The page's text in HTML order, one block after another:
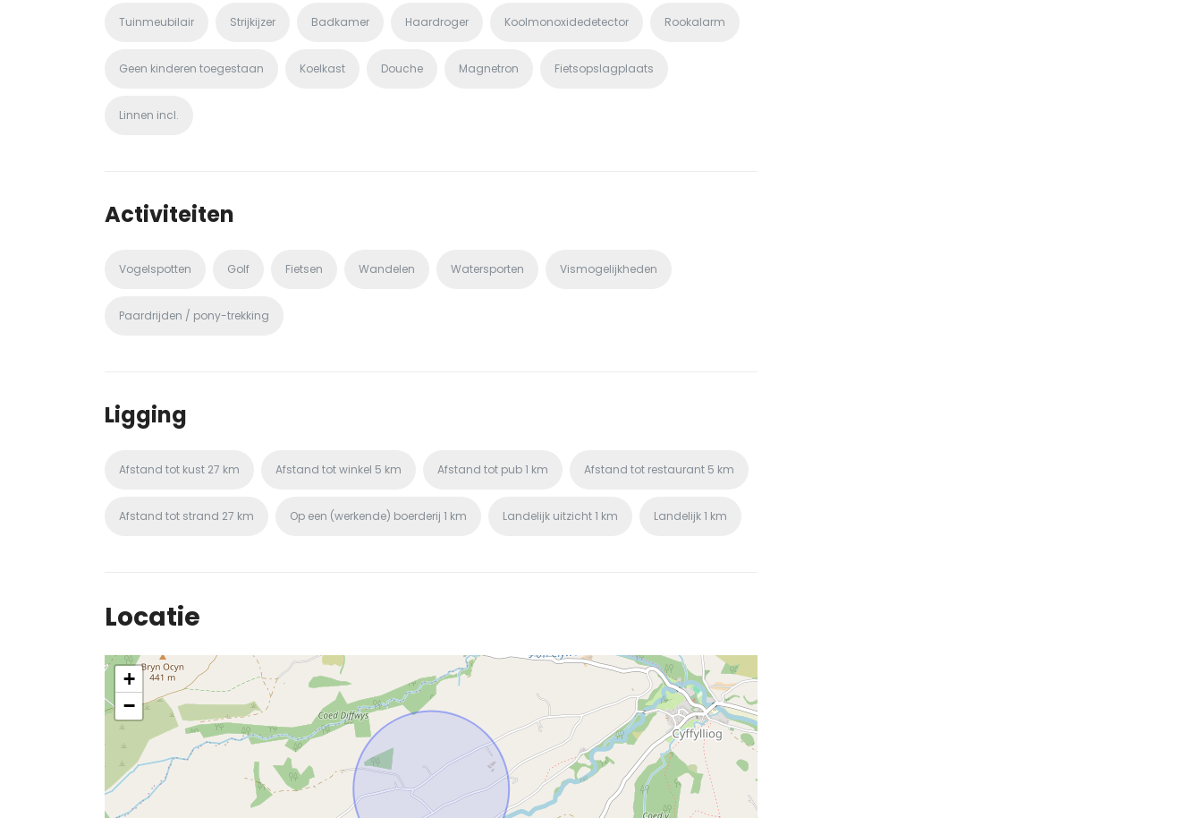
Tuinmeubilair Strijkijzer Badkamer Haardroger Koolmonoxidedetector Rookalarm
Geen kinderen toegestaan Koelkast Douche Magnetron Fietsopslagplaats
Linnen incl.
Activiteiten
Vogelspotten Golf Fietsen Wandelen Watersporten Vismogelijkheden
Paardrijden / pony-trekking
Ligging
Afstand tot kust 27 km Afstand tot winkel 5 km Afstand tot pub1 km Afstand tot restaurant 5 km
Afstand tot strand 27 km Op een (werkende) boerderij 1 km Landelijk uitzicht1 km Landelijk1 km
Locatie
+
−